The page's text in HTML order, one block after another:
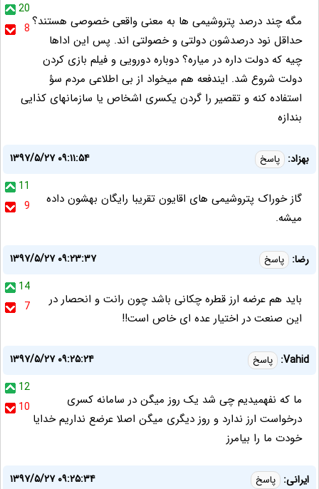
20
8مگه چند درصد پتروشیمی ها به معنی واقعی خصوصی هستند؟
حداقل نود درصدشون دولتی و خصولتی اند. پس این اداها
چیه که دولت داره در میاره؟ دوباره دورویی و فیلم بازی کردن
دولت شروع شد. ایندفعه هم میخواد از بی اطلاعی مردم سؤ
استفاده کنه و تقصیر را گردن یکسری اشخاص یا سازمانهای کذایی
بندازه
بهزاد: پاسخ
۱۳۹۷/۵/۲۷ ۰۹:۱۱:۵۴
11
9
گاز خوراک پتروشیمی های اقایون تقریبا رایگان بهشون داده
میشه.
رضا: پاسخ
۱۳۹۷/۵/۲۷ ۰۹:۲۳:۳۷
14
7
باید هم عرضه ارز قطره چکانی باشد چون رانت و انحصار در
این صنعت در اختیار عده ای خاص است!!
Vahid: پاسخ
۱۳۹۷/۵/۲۷ ۰۹:۲۵:۲۴
12
10
ما که نفهمیدیم چی شد یک روز میگن در سامانه کسری
درخواست ارز ندارد و روز دیگری میگن اصلا عرضع نداریم خدایا
خودت ما را بیامرز
ایرانی: پاسخ
۱۳۹۷/۵/۲۷ ۰۹:۲۵:۳۴